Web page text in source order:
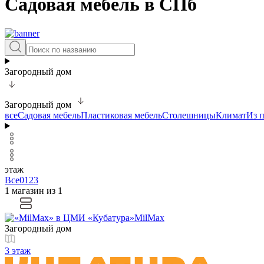
Садовая мебель в СПб
Загородный дом
Загородный дом
всеСадовая мебельПластиковая мебельСтолешницыКлиматИз
этаж
Все01 23
1 магазин из 1
MilMax
Загородный дом
3 этаж